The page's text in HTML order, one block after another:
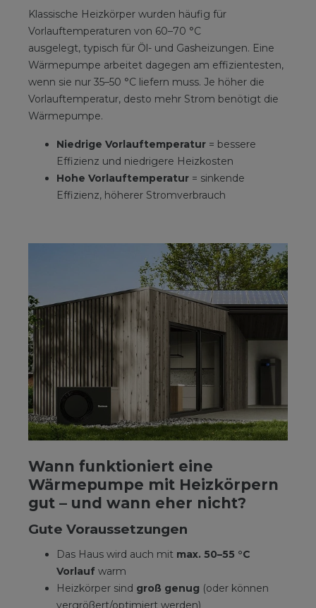
Klassische Heizkörper wurden häufig für
Vorlauftemperaturen von 60–70 °C
ausgelegt, typisch für Öl- und Gasheizungen. Eine
Wärmepumpe arbeitet dagegen am effizientesten,
wenn sie nur 35–50 °C liefern muss. Je höher die
Vorlauftemperatur, desto mehr Strom benötigt die
Wärmepumpe.
Niedrige Vorlauftemperatur = bessere
Effizienz und niedrigere Heizkosten
Hohe Vorlauftemperatur = sinkende
Effizienz, höherer Stromverbrauch
Wann funktioniert eine
Wärmepumpe mit Heizkörpern
gut – und wann eher nicht?
Gute Voraussetzungen
Das Haus wird auch mit max. 50–55 °C
Vorlauf warm
Heizkörper sind groß genug (oder können
vergrößert/optimiert werden)